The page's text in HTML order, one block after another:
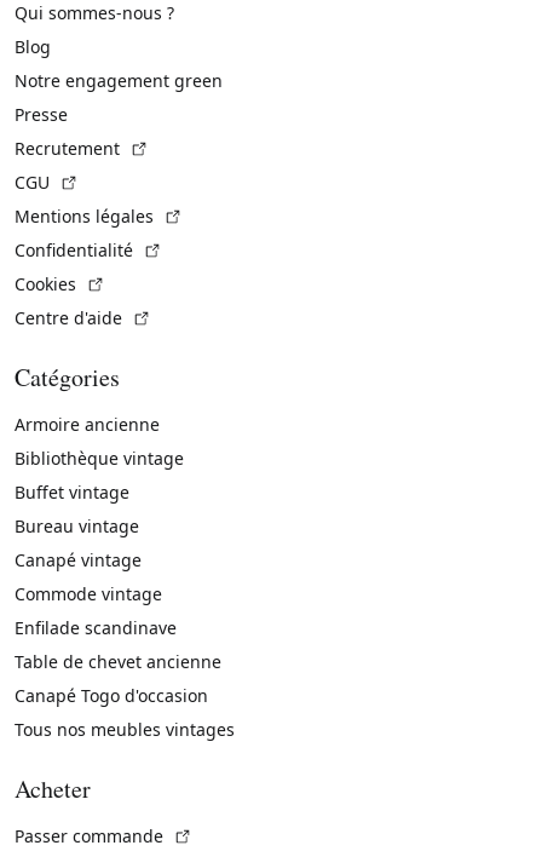
Qui sommes-nous ?
Blog
Notre engagement green
Presse
Recrutement
CGU
Mentions légales
Confidentialité
Cookies
Centre d'aide
Catégories
Armoire ancienne
Bibliothèque vintage
Buffet vintage
Bureau vintage
Canapé vintage
Commode vintage
Enfilade scandinave
Table de chevet ancienne
Canapé Togo d'occasion
Tous nos meubles vintages
Acheter
Passer commande